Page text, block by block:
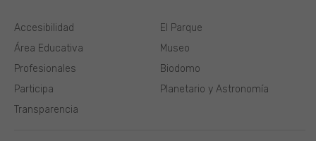
El Parque
Museo
Biodomo
Planetario y Astronomía
Área Educativa
Profesionales
Participa
Transparencia
Accesibilidad